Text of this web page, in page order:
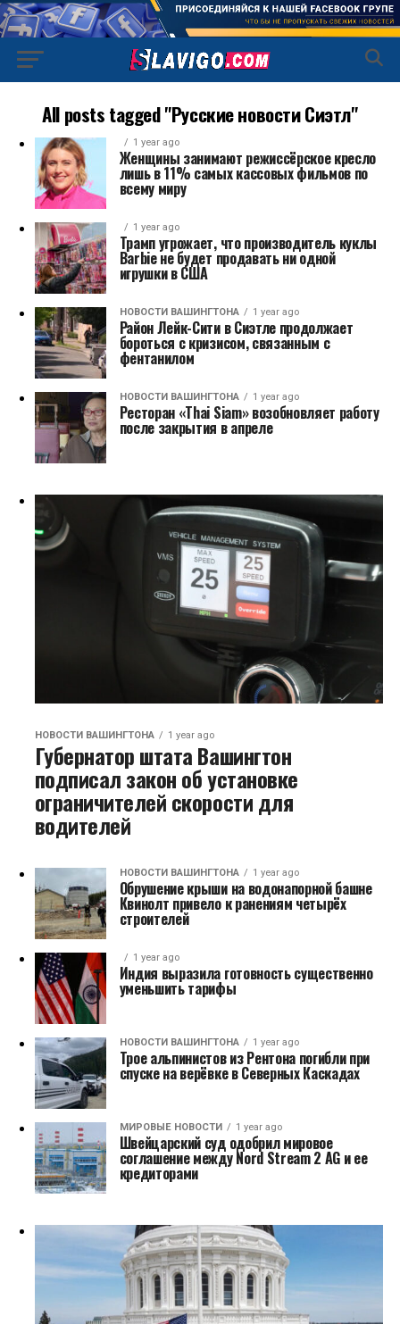
All posts tagged "Русские новости Сиэтл"
1 year ago
Женщины занимают режиссёрское кресло
лишь в 11% самых кассовых фильмов по
всему миру
1 year ago
Трамп угрожает, что производитель куклы
Barbie не будет продавать ни одной
игрушки в США
НОВОСТИ ВАШИНГТОНА 1 year ago
Район Лейк-Сити в Сиэтле продолжает
бороться с кризисом, связанным с
фентанилом
НОВОСТИ ВАШИНГТОНА 1 year ago
Ресторан «Thai Siam» возобновляет работу
после закрытия в апреле
НОВОСТИ ВАШИНГТОНА 1 year ago
Губернатор штата Вашингтон
подписал закон об установке
ограничителей скорости для
водителей
НОВОСТИ ВАШИНГТОНА 1 year ago
Обрушение крыши на водонапорной башне
Квинолт привело к ранениям четырёх
строителей
1 year ago
Индия выразила готовность существенно
уменьшить тарифы
НОВОСТИ ВАШИНГТОНА 1 year ago
Трое альпинистов из Рентона погибли при
спуске на верёвке в Северных Каскадах
МИРОВЫЕ НОВОСТИ 1 year ago
Швейцарский суд одобрил мировое
соглашение между Nord Stream 2 AG и ее
кредиторами